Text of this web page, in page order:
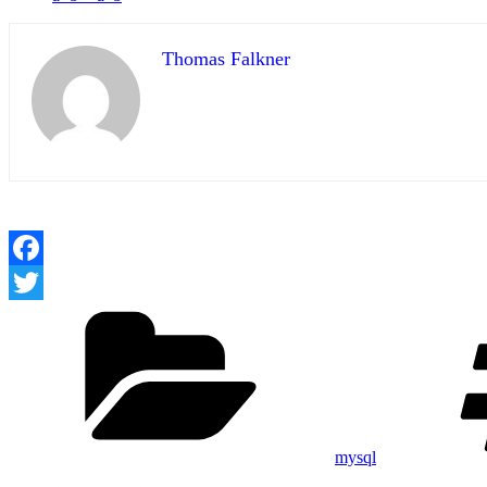
Thomas Falkner
Facebook
mysql